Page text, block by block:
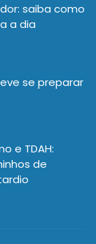
saiba como
a dia
se preparar
e TDAH:
de